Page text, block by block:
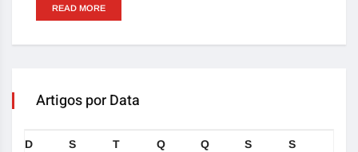
READ MORE
Artigos por Data
D S T Q Q S S